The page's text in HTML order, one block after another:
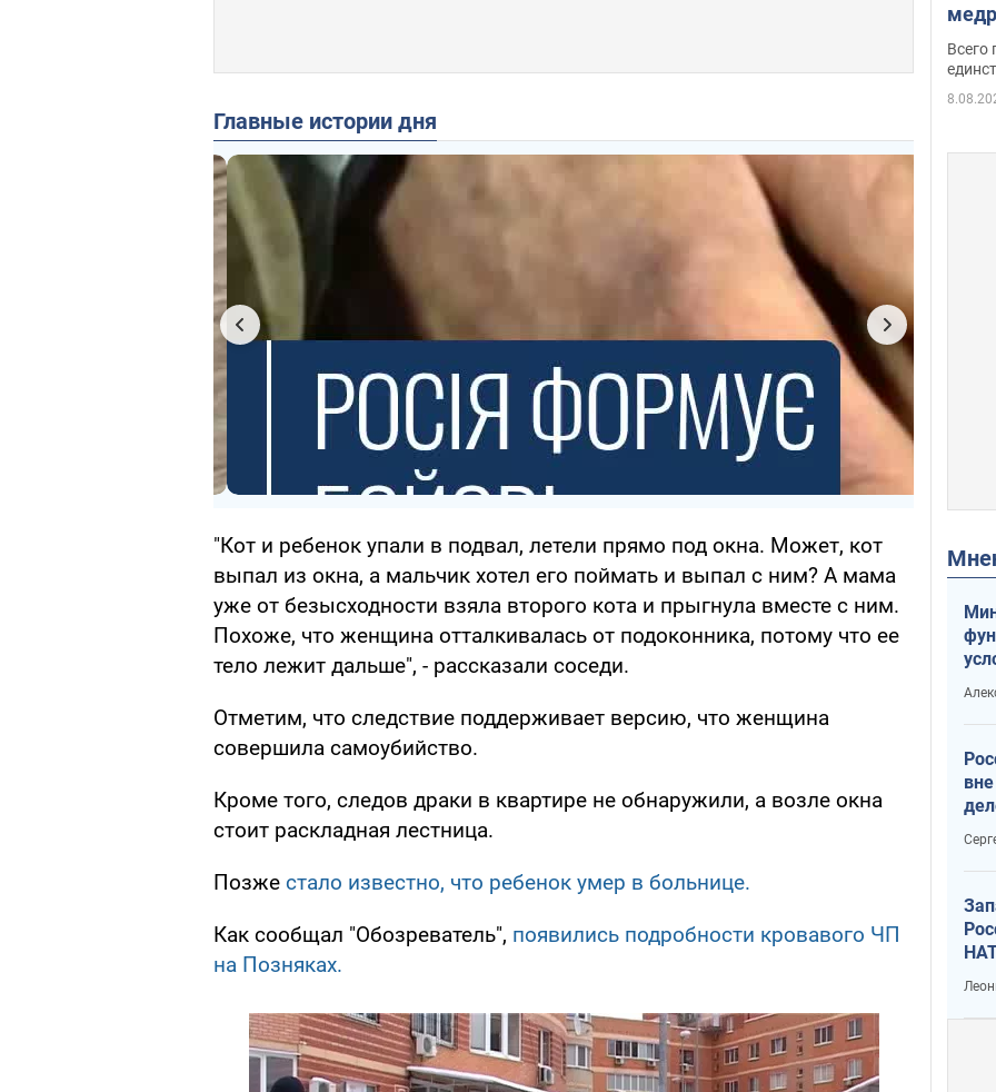
Главные истории дня
"Кот и ребенок упали в подвал, летели прямо под окна. Может, кот
выпал из окна, а мальчик хотел его поймать и выпал с ним? А мама
уже от безысходности взяла второго кота и прыгнула вместе с ним.
Похоже, что женщина отталкивалась от подоконника, потому что ее
тело лежит дальше", - рассказали соседи.
Отметим, что следствие поддерживает версию, что женщина
совершила самоубийство.
Кроме того, следов драки в квартире не обнаружили, а возле окна
стоит раскладная лестница.
Позже стало известно, что ребенок умер в больнице.
Как сообщал "Обозреватель", появились подробности кровавого ЧП
на Позняках.
Всего